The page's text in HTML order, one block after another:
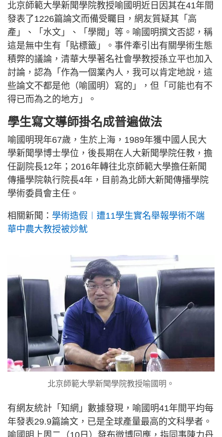
北京師範大學新聞學院教授喻國明近日因其在41年間
發表了1226篇論文而備受矚目，網友質疑其「高
產」、「水文」、「學閥」等。喻國明撰文否認，稱
這是無中生有「貼標籤」。事件牽引出有關學術生態
積弊的議論，清華大學著名社會學教授孫立平也加入
討論，認為「作為一個業內人，我可以肯定地說，這
些論文不都是他（喻國明）寫的」，但「可能也有不
得已而為之的地方」。
學生寫文導師掛名成普遍做法
喻國明現年67歲，生於上海，1989年獲中國人民大
學新聞學博士學位，後長期在人大新聞學院任教，擔
任副院長12年；2016年轉往北京師範大學擔任新聞
傳播學院執行院長4年，目前為北師大新聞傳播學院
學術委員會主任。
相關新聞： 學術造假︱遭11學生實名舉報學術不端
華中農大教授被炒魷
北京師範大學新聞學院教授喻國明。
有網友統計「知網」數據發現，喻國明41年間平均每
年發表29.9篇論文，已是全球產量最高的文科學者。